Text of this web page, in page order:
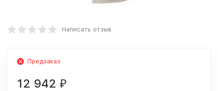
Написать отзыв
Предзаказ
12 942 ₽